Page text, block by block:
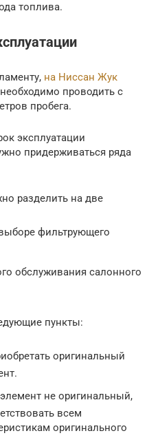
топлива.
на Ниссан Жук
необходимо проводить с
пробега.
эксплуатации
придерживаться ряда
разделить на две
фильтрующего
обслуживания салонного
пункты:
оригинальный
не оригинальный,
всем
оригинального